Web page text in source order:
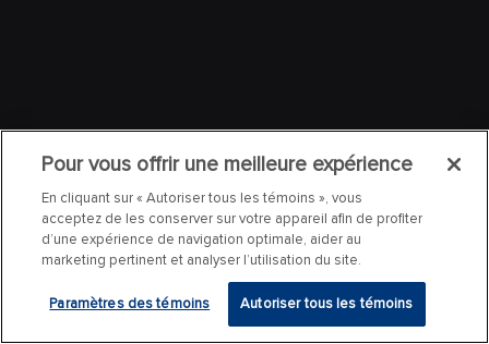
Pour vous offrir une meilleure expérience
En cliquant sur « Autoriser tous les témoins », vous
acceptez de les conserver sur votre appareil afin de profiter
d’une expérience de navigation optimale, aider au
marketing pertinent et analyser l’utilisation du site.
Paramètres des témoins Autoriser tous les témoins